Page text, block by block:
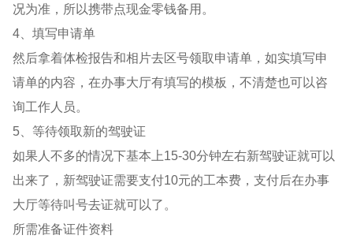
况为准，所以携带点现金零钱备用。
4、填写申请单
然后拿着体检报告和相片去区号领取申请单，如实填写申
请单的内容，在办事大厅有填写的模板，不清楚也可以咨
询工作人员。
5、等待领取新的驾驶证
如果人不多的情况下基本上15-30分钟左右新驾驶证就可以
出来了，新驾驶证需要支付10元的工本费，支付后在办事
大厅等待叫号去证就可以了。
所需准备证件资料